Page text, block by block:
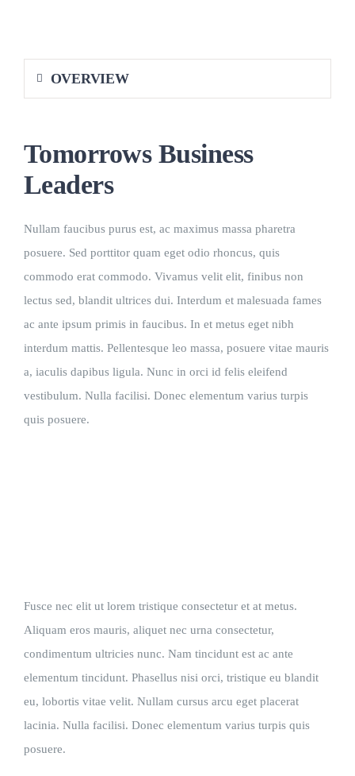
Universidad
Contacto
OVERVIEW
Tomorrows Business
Leaders
Nullam faucibus purus est, ac maximus massa pharetra
posuere. Sed porttitor quam eget odio rhoncus, quis
commodo erat commodo. Vivamus velit elit, finibus non
lectus sed, blandit ultrices dui. Interdum et malesuada fames
ac ante ipsum primis in faucibus. In et metus eget nibh
interdum mattis. Pellentesque leo massa, posuere vitae mauris
a, iaculis dapibus ligula. Nunc in orci id felis eleifend
vestibulum. Nulla facilisi. Donec elementum varius turpis
quis posuere.
Fusce nec elit ut lorem tristique consectetur et at metus.
Aliquam eros mauris, aliquet nec urna consectetur,
condimentum ultricies nunc. Nam tincidunt est ac ante
elementum tincidunt. Phasellus nisi orci, tristique eu blandit
eu, lobortis vitae velit. Nullam cursus arcu eget placerat
lacinia. Nulla facilisi. Donec elementum varius turpis quis
posuere.